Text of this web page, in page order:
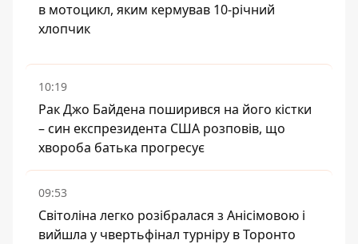
в мотоцикл, яким кермував 10-річний
хлопчик
10:19
Рак Джо Байдена поширився на його кістки
– син експрезидента США розповів, що
хвороба батька прогресує
09:53
Світоліна легко розібралася з Анісімовою і
вийшла у чвертьфінал турніру в Торонто